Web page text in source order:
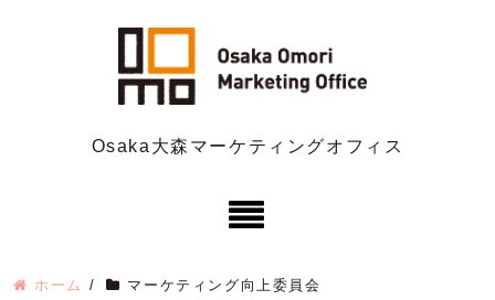
Osaka大森マーケティングオフィス
ホーム / マーケティング向上委員会